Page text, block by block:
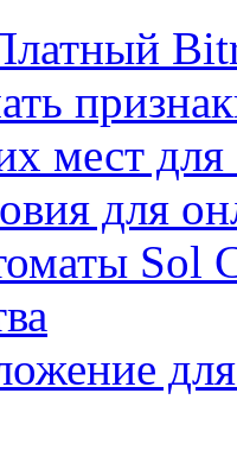
мест для
для
Sol